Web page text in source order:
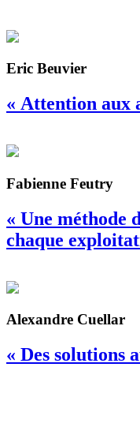
Eric Beuvier
« Attention aux
Fabienne Feutry
« Une méthode
chaque
Alexandre Cuellar
« Des solutions